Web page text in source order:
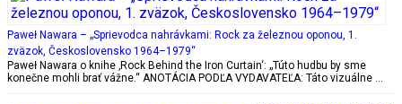
Paweł Nawara – „Sprievodca nahrávkami: Rock za železnou oponou, 1.
zväzok, Československo 1964–1979“
Paweł Nawara o knihe ‚Rock Behind the Iron Curtain‘: „Túto hudbu by sme
konečne mohli brať vážne.“ ANOTÁCIA PODĽA VYDAVATEĽA: Táto vizuálne …